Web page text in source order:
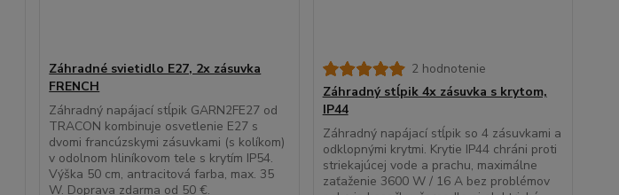
Záhradné svietidlo E27, 2x zásuvka
FRENCH
Záhradný napájací stĺpik GARN2FE27 od
TRACON kombinuje osvetlenie E27 s
dvomi francúzskymi zásuvkami (s kolíkom)
v odolnom hliníkovom tele s krytím IP54.
Výška 50 cm, antracitová farba, max. 35
W. Doprava zdarma od 50 €.
2 hodnotenie
Záhradný stĺpik 4x zásuvka s krytom,
IP44
Záhradný napájací stĺpik so 4 zásuvkami a
odklopnými krytmi. Krytie IP44 chráni proti
striekajúcej vode a prachu, maximálne
zaťaženie 3600 W / 16 A bez problémov